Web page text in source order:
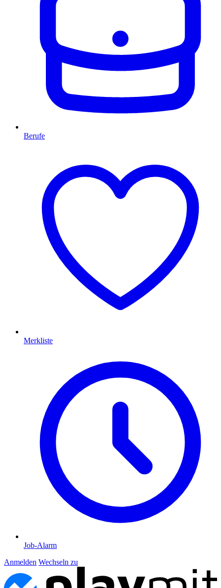
Berufe
Merkliste
Job-Alarm
Anmelden Wechseln zu